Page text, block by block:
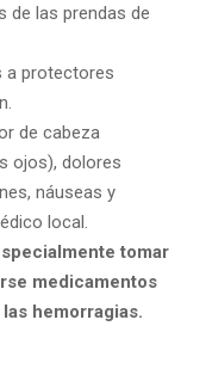
de las prendas de
a protectores
de cabeza
ojos), dolores
náuseas y
local.
tomar
medicamentos
hemorragias.